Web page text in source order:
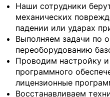
Наши сотрудники
механических
падении или ударах
Выполняем задачи по
переоборудованию
Проводим настройку
программного
лицензионные
Восстанавливаем